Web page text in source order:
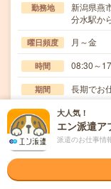
勤務地
新潟県燕
分水駅か
曜日頻度 月～金
時間 08:30～
期間 長期でお
時給 時給1200円
交通費
金属部
で体力が
大人気！
エン派遣ア
派遣のお仕事情